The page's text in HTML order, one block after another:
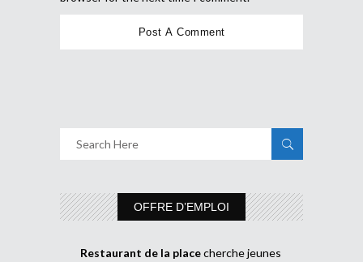
OFFRE D’EMPLOI
Restaurant de la placecherche jeunes